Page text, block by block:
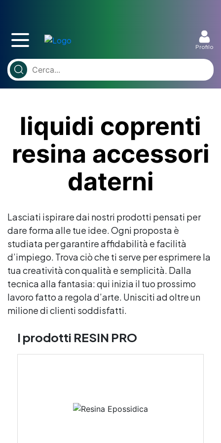
Profilo
liquidi coprenti
resina accessori
daterni
Lasciati ispirare dai nostri prodotti pensati per
dare forma alle tue idee. Ogni proposta è
studiata per garantire affidabilità e facilità
d’impiego. Trova ciò che ti serve per esprimere la
tua creatività con qualità e semplicità. Dalla
tecnica alla fantasia: qui inizia il tuo prossimo
lavoro fatto a regola d’arte. Unisciti ad oltre un
milione di clienti soddisfatti.
I prodotti RESIN PRO